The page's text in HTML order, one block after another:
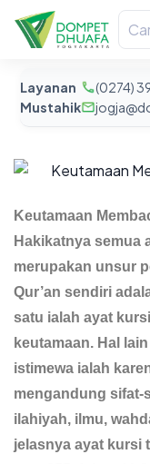
Layanan
Mustahik
(0274)
Keutamaan
Hakikatnya semua
merupakan unsur
Qur’an sendiri
satu ialah ayat
keutamaan. Hal
istimewa ialah
mengandung sifat-
ilahiyah, ilmu,
jelasnya ayat kursi